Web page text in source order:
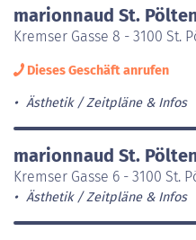
marionnaud St.
Kremser Gasse 8 - 3100 St.
Dieses Geschäft anrufen
Ästhetik Zeitpläne & Infos
marionnaud St.
Kremser Gasse 6 - 3100 St.
Ästhetik Zeitpläne & Infos